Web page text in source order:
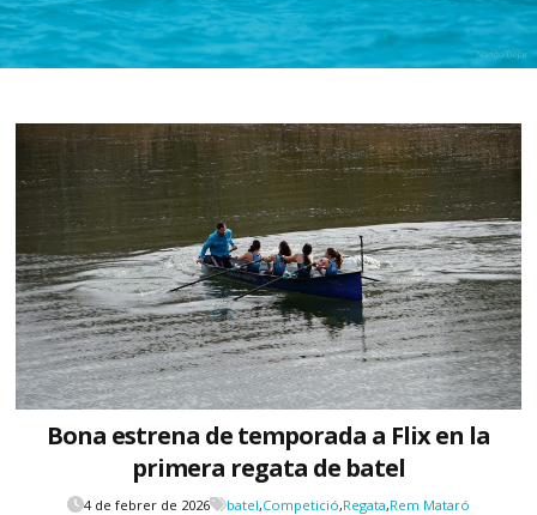
Bona estrena de temporada a Flix en la
primera regata de batel
4 de febrer de 2026 batel,Competició,Regata,Rem Mataró